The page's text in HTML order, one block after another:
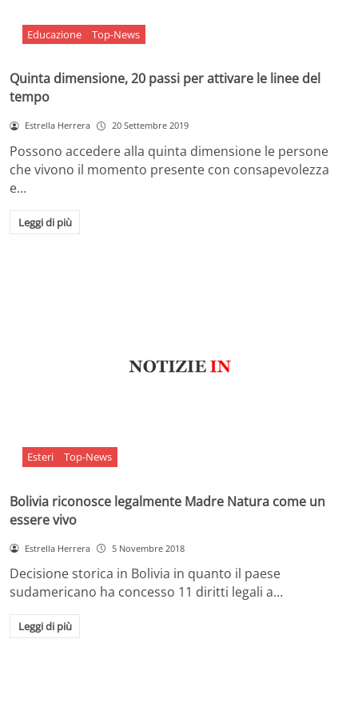
Educazione Top-News
Quinta dimensione, 20 passi per attivare le linee del
tempo
Estrella Herrera 20 Settembre 2019
Possono accedere alla quinta dimensione le persone
che vivono il momento presente con consapevolezza
e…
Leggi di più
Esteri Top-News
Bolivia riconosce legalmente Madre Natura come un
essere vivo
Estrella Herrera 5 Novembre 2018
Decisione storica in Bolivia in quanto il paese
sudamericano ha concesso 11 diritti legali a…
Leggi di più